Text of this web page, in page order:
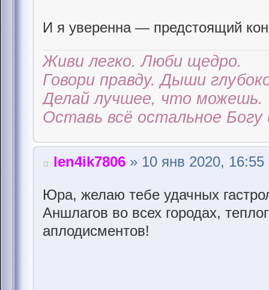
И я уверенна — предстоящий
Живи легко. Люби щедро.
Говори правду. Дыши
Делай лучшее, что можешь.
Оставь всё остальное Богу
len4ik7806 » 10 янв 2020, 16:55
Юра, желаю тебе удачных
Аншлагов во всех городах,
аплодисментов!